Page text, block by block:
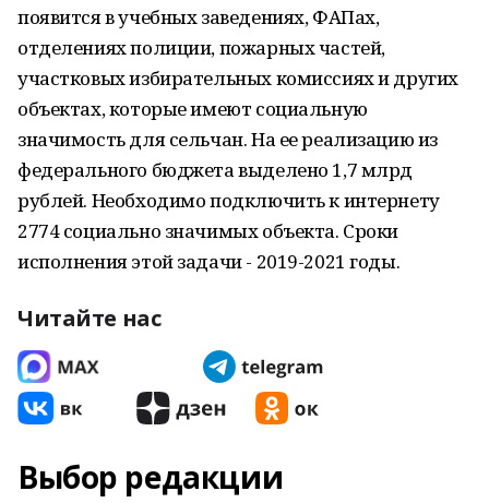
появится в учебных заведениях, ФАПах,
отделениях полиции, пожарных частей,
участковых избирательных комиссиях и других
объектах, которые имеют социальную
значимость для сельчан. На ее реализацию из
федерального бюджета выделено 1,7 млрд
рублей. Необходимо подключить к интернету
2774 социально значимых объекта. Сроки
исполнения этой задачи - 2019-2021 годы.
Читайте нас
Выбор редакции